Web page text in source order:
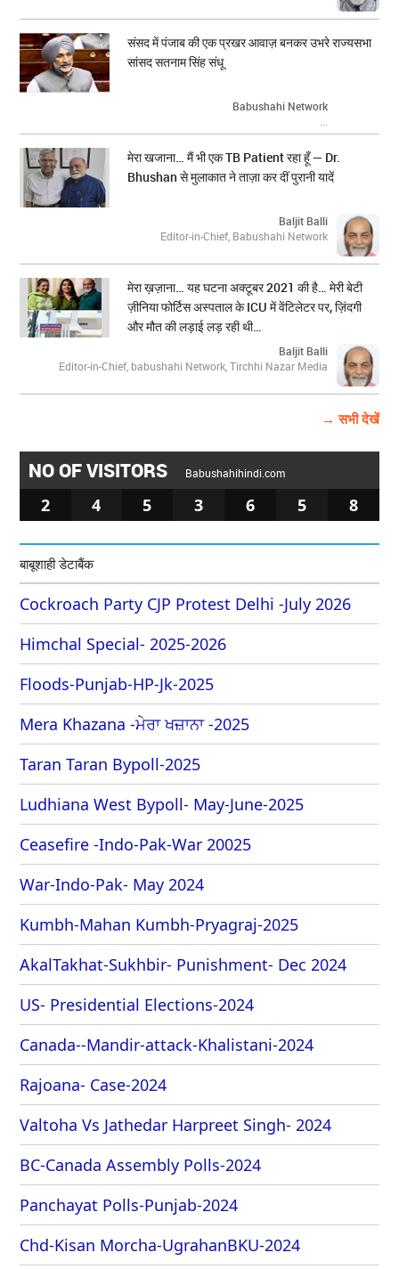
संसद में पंजाब की एक प्रखर आवाज़ बनकर उभरे राज्यसभा
सांसद सतनाम सिंह संधू
Babushahi Network
मेरा खजाना… मैं भी एक TB Patient रहा हूँ — Dr.
Bhushan से मुलाकात ने ताज़ा कर दीं पुरानी यादें
Baljit Balli
Editor-in-Chief, Babushahi Network
मेरा ख़ज़ाना… यह घटना अक्टूबर 2021 की है… मेरी बेटी
ज़ीनिया फोर्टिस अस्पताल के ICU में वेंटिलेटर पर, ज़िंदगी
और मौत की लड़ाई लड़ रही थी…
Baljit Balli
Editor-in-Chief, babushahi Network, Tirchhi Nazar Media
→ सभी देखें
NO OF VISITORS Babushahihindi.com
2 4 5 3 6 5 8
बाबूशाही डेटाबैंक
Cockroach Party CJP Protest Delhi -July 2026
Himchal Special- 2025-2026
Floods-Punjab-HP-Jk-2025
Mera Khazana -ਮੇਰਾ ਖਜ਼ਾਨਾ -2025
Taran Taran Bypoll-2025
Ludhiana West Bypoll- May-June-2025
Ceasefire -Indo-Pak-War 20025
War-Indo-Pak- May 2024
Kumbh-Mahan Kumbh-Pryagraj-2025
AkalTakhat-Sukhbir- Punishment- Dec 2024
US- Presidential Elections-2024
Canada--Mandir-attack-Khalistani-2024
Rajoana- Case-2024
Valtoha Vs Jathedar Harpreet Singh- 2024
BC-Canada Assembly Polls-2024
Panchayat Polls-Punjab-2024
Chd-Kisan Morcha-UgrahanBKU-2024